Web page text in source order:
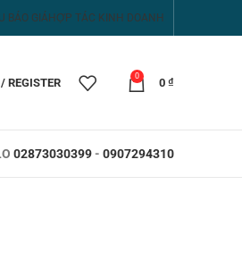
BÁO GIÁ HỢP TÁC KINH DOANH
REGISTER
0
0 ₫
02873030399- 0907294310